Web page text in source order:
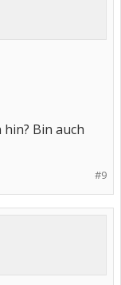
Bin auch
#9